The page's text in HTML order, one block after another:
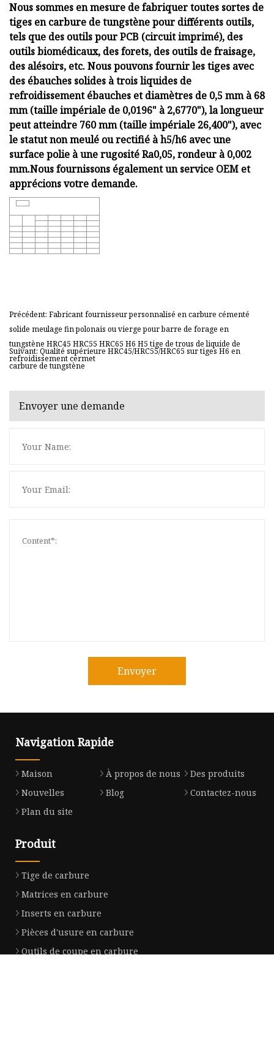
Nous sommes en mesure de fabriquer toutes sortes de
tiges en carbure de tungstène pour différents outils,
tels que des outils pour PCB (circuit imprimé), des
outils biomédicaux, des forets, des outils de fraisage,
des alésoirs, etc. Nous pouvons fournir les tiges avec
des ébauches solides à trois liquides de
refroidissement ébauches et diamètres de 0,5 mm à 68
mm (taille impériale de 0,0196" à 2,6770"), la longueur
peut atteindre 760 mm (taille impériale 26,400"), avec
le statut non meulé ou rectifié à h5/h6 avec une
surface polie à une rugosité Ra0,05, rondeur à 0,002
mm.Nous fournissons également un service OEM et
apprécions votre demande.
Précédent: Fabricant fournisseur personnalisé en carbure cémenté
solide meulage fin polonais ou vierge pour barre de forage en
tungstène HRC45 HRC55 HRC65 H6 H5 tige de trous de liquide de
refroidissement cermet
Suivant: Qualité supérieure HRC45/HRC55/HRC65 sur tiges H6 en
carbure de tungstène
Envoyer une demande
Envoyer
Navigation Rapide
Maison À propos de nous
Des produits
Nouvelles
Blog
Contactez-nous
Plan du site
Produit
Tige de carbure
Matrices en carbure
Inserts en carbure
Pièces d'usure en carbure
Outils de coupe en carbure